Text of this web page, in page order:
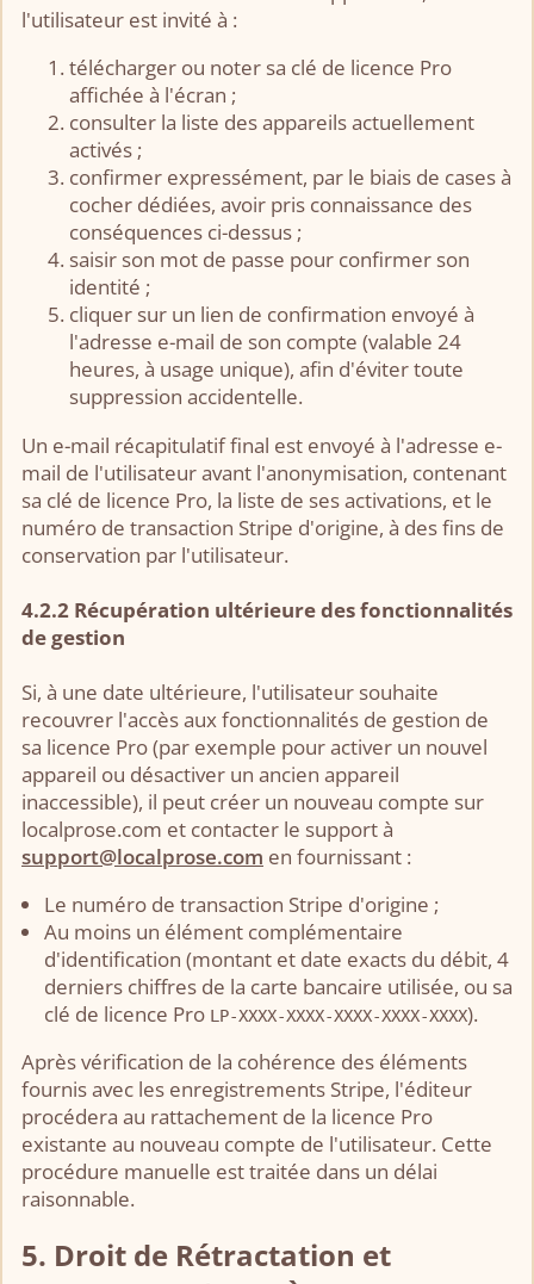
l'utilisateur est invité à :
télécharger ou noter sa clé de licence Pro
affichée à l'écran ;
consulter la liste des appareils actuellement
activés ;
confirmer expressément, par le biais de cases à
cocher dédiées, avoir pris connaissance des
conséquences ci-dessus ;
saisir son mot de passe pour confirmer son
identité ;
cliquer sur un lien de confirmation envoyé à
l'adresse e-mail de son compte (valable 24
heures, à usage unique), afin d'éviter toute
suppression accidentelle.
Un e-mail récapitulatif final est envoyé à l'adresse e-
mail de l'utilisateur avant l'anonymisation, contenant
sa clé de licence Pro, la liste de ses activations, et le
numéro de transaction Stripe d'origine, à des fins de
conservation par l'utilisateur.
4.2.2 Récupération ultérieure des fonctionnalités
de gestion
Si, à une date ultérieure, l'utilisateur souhaite
recouvrer l'accès aux fonctionnalités de gestion de
sa licence Pro (par exemple pour activer un nouvel
appareil ou désactiver un ancien appareil
inaccessible), il peut créer un nouveau compte sur
localprose.com et contacter le support à
support@localprose.com en fournissant :
Le numéro de transaction Stripe d'origine ;
Au moins un élément complémentaire
d'identification (montant et date exacts du débit, 4
derniers chiffres de la carte bancaire utilisée, ou sa
clé de licence Pro LP-XXXX-XXXX-XXXX-XXXX-XXXX).
Après vérification de la cohérence des éléments
fournis avec les enregistrements Stripe, l'éditeur
procédera au rattachement de la licence Pro
existante au nouveau compte de l'utilisateur. Cette
procédure manuelle est traitée dans un délai
raisonnable.
5. Droit de Rétractation et